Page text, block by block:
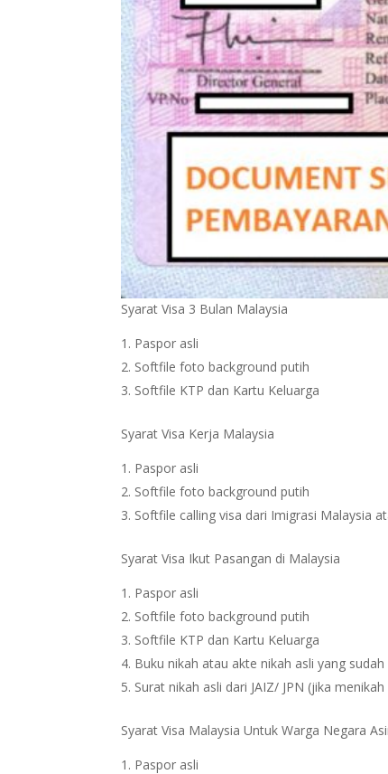
Syarat Visa 3 Bulan Malaysia
Paspor asli
Softfile foto background putih
Softfile KTP dan Kartu Keluarga
Syarat Visa Kerja Malaysia
Paspor asli
Softfile foto background putih
Softfile calling visa dari Imigrasi Malaysia
Syarat Visa Ikut Pasangan di Malaysia
Paspor asli
Softfile foto background putih
Softfile KTP dan Kartu Keluarga
Buku nikah atau akte nikah asli yang
Surat nikah asli dari JAIZ/ JPN (jika
Syarat Visa Malaysia Untuk Warga Negara
Paspor asli